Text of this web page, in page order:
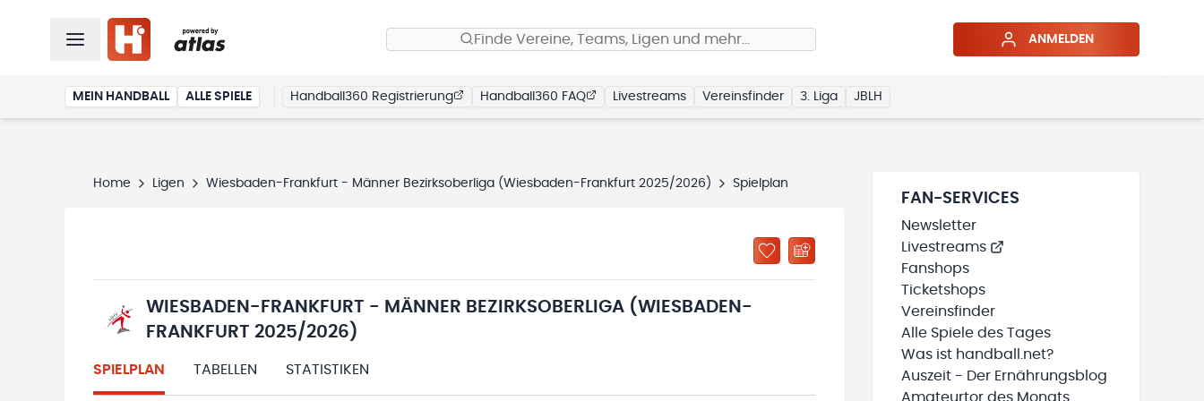
Finde Vereine, Teams, Ligen und mehr… ANMELDEN
MEIN HANDBALL ALLE SPIELE Handball360 Registrierung Handball360 FAQ Livestreams Vereinsfinder 3. Liga JBLH
Home Ligen Wiesbaden-Frankfurt - Männer Bezirksoberliga (Wiesbaden-Frankfurt 2025/2026) Spielplan
WIESBADEN-FRANKFURT - MÄNNER BEZIRKSOBERLIGA (WIESBADEN-
FRANKFURT 2025/2026)
SPIELPLAN TABELLEN STATISTIKEN
FAN-SERVICES
Newsletter
Livestreams
Fanshops
Ticketshops
Vereinsfinder
Alle Spiele des Tages
Was ist handball.net?
Auszeit - Der Ernährungsblog
Amateurtor des Monats